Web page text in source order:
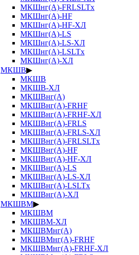
МКШнг(А)-FRLSLTx
МКШнг(А)-HF
МКШнг(А)-HF-ХЛ
МКШнг(А)-LS
МКШнг(А)-LS-ХЛ
МКШнг(А)-LSLTx
МКШнг(А)-ХЛ
МКШВ▶
МКШВ
МКШВ-ХЛ
МКШВнг(А)
МКШВнг(А)-FRHF
МКШВнг(А)-FRHF-ХЛ
МКШВнг(А)-FRLS
МКШВнг(А)-FRLS-ХЛ
МКШВнг(А)-FRLSLTx
МКШВнг(А)-HF
МКШВнг(А)-HF-ХЛ
МКШВнг(А)-LS
МКШВнг(А)-LS-ХЛ
МКШВнг(А)-LSLTx
МКШВнг(А)-ХЛ
МКШВМ▶
МКШВМ
МКШВМ-ХЛ
МКШВМнг(А)
МКШВМнг(А)-FRHF
МКШВМнг(А)-FRHF-ХЛ